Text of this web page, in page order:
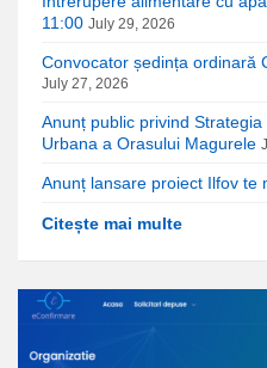
11:00 July 29, 2026
Convocator ședința ordinară
July 27, 2026
Anunț public privind
Urbana a Orasului Magurele
Anunț lansare proiect Ilfov te
Citește mai multe